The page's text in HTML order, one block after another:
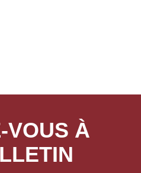
VOUS À